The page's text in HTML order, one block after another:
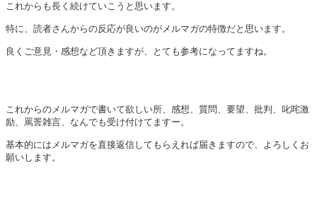
これからも長く続けていこうと思います。
特に、読者さんからの反応が良いのがメルマガの特徴だと思います。
良くご意見・感想など頂きますが、とても参考になってますね。
これからのメルマガで書いて欲しい所、感想、質問、要望、批判、叱咤激
励、罵詈雑言、なんでも受け付けてますー。
基本的にはメルマガを直接返信してもらえれば届きますので、よろしくお
願いします。